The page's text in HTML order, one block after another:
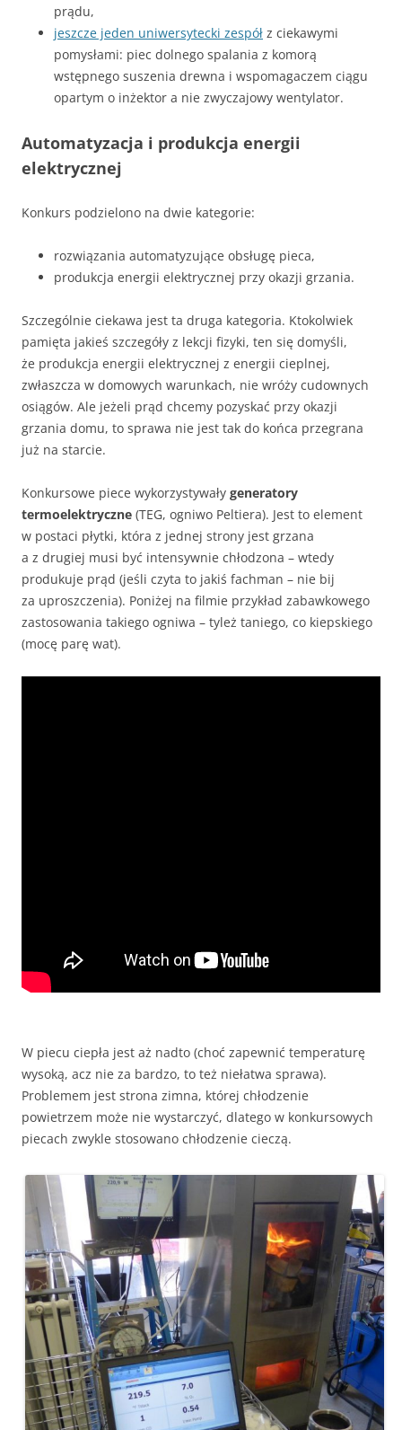
prądu,
jeszcze jeden uniwersytecki zespół z ciekawymi
pomysłami: piec dolnego spalania z komorą
wstępnego suszenia drewna i wspomagaczem ciągu
opartym o inżektor a nie zwyczajowy wentylator.
Automatyzacja i produkcja energii
elektrycznej
Konkurs podzielono na dwie kategorie:
rozwiązania automatyzujące obsługę pieca,
produkcja energii elektrycznej przy okazji grzania.
Szczególnie ciekawa jest ta druga kategoria. Ktokolwiek
pamięta jakieś szczegóły z lekcji fizyki, ten się domyśli,
że produkcja energii elektrycznej z energii cieplnej,
zwłaszcza w domowych warunkach, nie wróży cudownych
osiągów. Ale jeżeli prąd chcemy pozyskać przy okazji
grzania domu, to sprawa nie jest tak do końca przegrana
już na starcie.
Konkursowe piece wykorzystywały generatory
termoelektryczne (TEG, ogniwo Peltiera). Jest to element
w postaci płytki, która z jednej strony jest grzana
a z drugiej musi być intensywnie chłodzona – wtedy
produkuje prąd (jeśli czyta to jakiś fachman – nie bij
za uproszczenia). Poniżej na filmie przykład zabawkowego
zastosowania takiego ogniwa – tyleż taniego, co kiepskiego
(mocę parę wat).
W piecu ciepła jest aż nadto (choć zapewnić temperaturę
wysoką, acz nie za bardzo, to też niełatwa sprawa).
Problemem jest strona zimna, której chłodzenie
powietrzem może nie wystarczyć, dlatego w konkursowych
piecach zwykle stosowano chłodzenie cieczą.